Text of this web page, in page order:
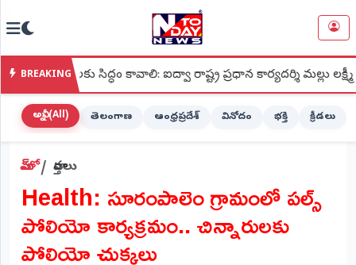
హోమ్
(Home)
STREAMING
లైవ్
(Live
TV)
BREAKING
సిద్ధం కావాలి: ఐద్వా రాష్ట్ర ప్రధాన కార్యదర్శి మల్లు లక్ష్మీ ●
అన్నీ (All) తెలంగాణ ఆంధ్రప్రదేశ్ వినోదం భక్తి క్రీడలు
హోమ్ వార్తలు
Health: సూరంపాలెం గ్రామంలో పల్స్
పోలియో కార్యక్రమం.. చిన్నారులకు
పోలియో చుక్కలు